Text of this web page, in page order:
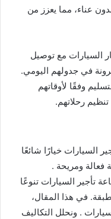
عناء، مما يعزز من
السيارات مع توصيل
في جدولهم اليومي.
وفقًا لأوقاتهم
رحلاتهم.
السيارات خيارًا شائعًا
فعالة ومريحة .
تأجير السيارات تنوعًا
في هذا المقال،
. ونحلل التكاليف